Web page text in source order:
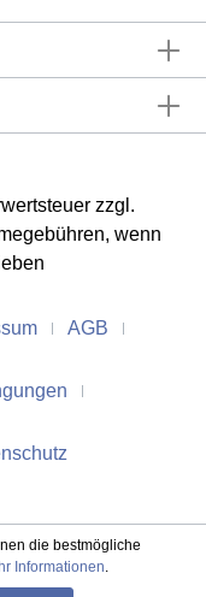
zzgl.
wenn
AGB
die bestmögliche
Informationen.